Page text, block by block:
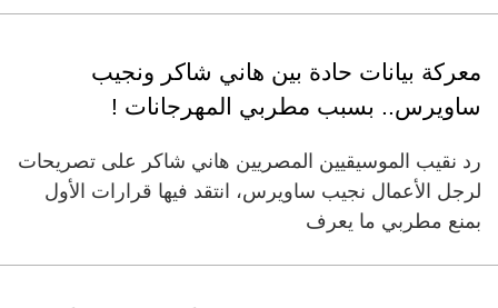
معركة بيانات حادة بين هاني شاكر ونجيب
ساويرس.. بسبب مطربي المهرجانات !
رد نقيب الموسيقيين المصريين هاني شاكر على تصريحات
لرجل الأعمال نجيب ساويرس، انتقد فيها قرارات الأول
بمنع مطربي ما يعرف